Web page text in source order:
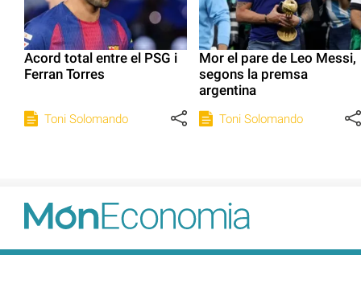
Acord total entre el PSG i
Ferran Torres
Toni Solomando
Mor el pare de Leo Messi,
segons la premsa
argentina
Toni Solomando